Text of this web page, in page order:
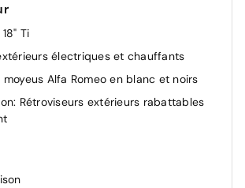
Ti
électriques et chauffants
moyeus Alfa Romeo en blanc et noirs
Rétroviseurs extérieurs rabattables